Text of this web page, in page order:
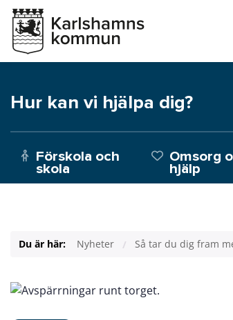
Hur kan vi hjälpa dig?
Förskola och
skola
Omsorg
hjälp
Du är här: Nyheter Så tar du dig fram